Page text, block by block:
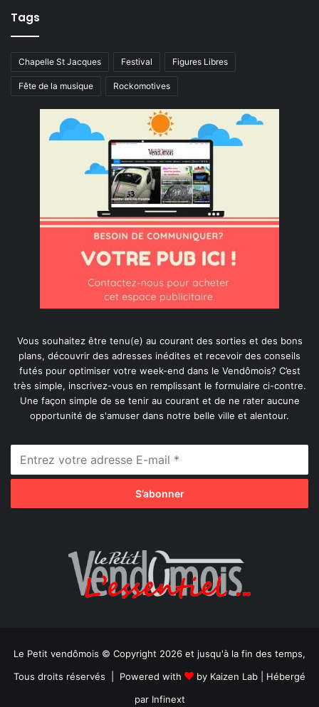
Tags
Chapelle St Jacques Festival Figures Libres
Fête de la musique Rockomotives
Vous souhaitez être tenu(e) au courant des sorties et des bons
plans, découvrir des adresses inédites et recevoir des conseils
futés pour optimiser votre week-end dans le Vendômois? C’est
très simple, inscrivez-vous en remplissant le formulaire ci-contre.
Une façon simple de se tenir au courant et de ne rater aucune
opportunité de s'amuser dans notre belle ville et alentour.
Le Petit vendômois © Copyright 2026 et jusqu'à la fin des temps,
Tous droits réservés | Powered with
by Kaizen Lab | Hébergé
par Infinext